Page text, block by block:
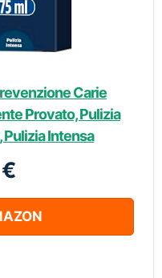
Carie
Provato, Pulizia
Intensa